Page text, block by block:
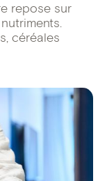
repose sur
céréales